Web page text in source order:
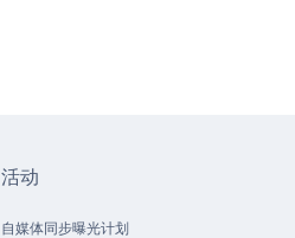
活动
自媒体同步曝光计划